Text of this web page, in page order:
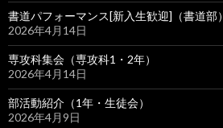
書道パフォーマンス[新入生歓迎]（書道部）
2026年4月14日
専攻科集会（専攻科1・2年）
2026年4月14日
部活動紹介（1年・生徒会）
2026年4月9日